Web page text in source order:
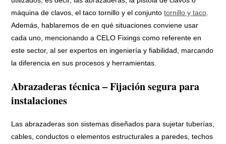
máquina de clavos, el taco tornillo y el conjuntotornillo y taco
Además, hablaremos de en qué situaciones conviene usar
cada uno, mencionando a CELO Fixings como referente en
este sector, al ser expertos en ingeniería y fiabilidad, marcando
la diferencia en sus procesos y herramientas.
Abrazaderas técnica – Fijación segura para
instalaciones
Las abrazaderas son sistemas diseñados para sujetar tuberías,
cables, conductos o elementos estructurales a paredes, techos